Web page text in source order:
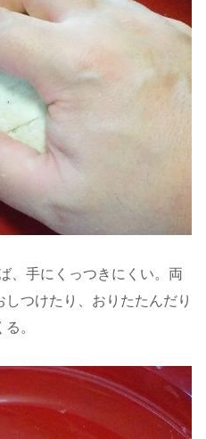
、手にくっつきにくい。両
つけたり、おりたたんだり
。